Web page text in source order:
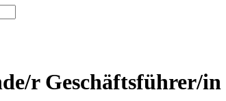
r Geschäftsführer/in